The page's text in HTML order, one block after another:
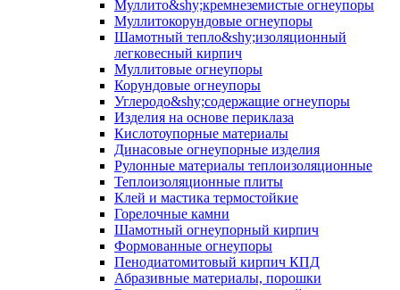
Муллито&shy;­кремнеземистые огнеупоры
Муллито­корундовые огнеупоры
Шамотный тепло&shy;изоляционный
легковесный кирпич
Муллитовые огнеупоры
Корундовые огнеупоры
Углеродо&shy;содержащие огнеупоры
Изделия на основе периклаза
Кислотоупорные материалы
Динасовые огнеупорные изделия
Рулонные материалы теплоизоляционные
Тепло­изоляционные плиты
Клей и мастика термостойкие
Горелочные камни
Шамотный огнеупорный кирпич
Формованные огнеупоры
Пенодиатомитовый кирпич КПД
Абразивные материалы, порошки